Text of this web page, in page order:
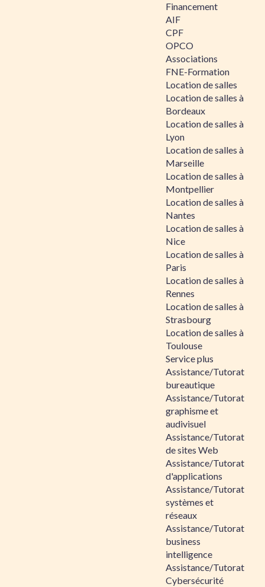
Financement
AIF
CPF
OPCO
Associations
FNE-Formation
Location de salles
Location de salles à
Bordeaux
Location de salles à
Lyon
Location de salles à
Marseille
Location de salles à
Montpellier
Location de salles à
Nantes
Location de salles à
Nice
Location de salles à
Paris
Location de salles à
Rennes
Location de salles à
Strasbourg
Location de salles à
Toulouse
Service plus
Assistance/Tutorat
bureautique
Assistance/Tutorat
graphisme et
audivisuel
Assistance/Tutorat
de sites Web
Assistance/Tutorat
d'applications
Assistance/Tutorat
systèmes et
réseaux
Assistance/Tutorat
business
intelligence
Assistance/Tutorat
Cybersécurité